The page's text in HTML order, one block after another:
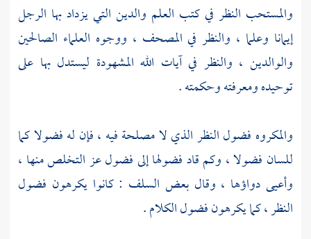
والمستحب النظر في كتب العلم والدين التي يزداد بها الرجل
إيمانا وعلما ، والنظر في المصحف ، ووجوه العلماء الصالحين
والوالدين ، والنظر في آيات الله المشهودة ليستدل بها على
توحيده ومعرفته وحكمته .
والمكروه فضول النظر الذي لا مصلحة فيه ، فإن له فضولا كما
للسان فضولا ، وكم قاد فضولها إلى فضول عز التخلص منها ،
وأعيى دواؤها ، وقال بعض السلف : كانوا يكرهون فضول
النظر ، كما يكرهون فضول الكلام .